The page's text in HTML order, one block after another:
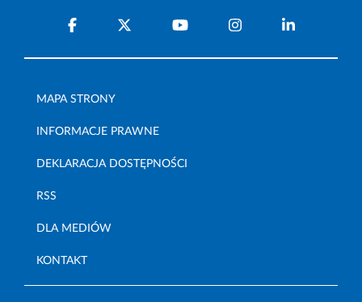
MAPA STRONY
INFORMACJE PRAWNE
DEKLARACJA DOSTĘPNOŚCI
RSS
DLA MEDIÓW
KONTAKT